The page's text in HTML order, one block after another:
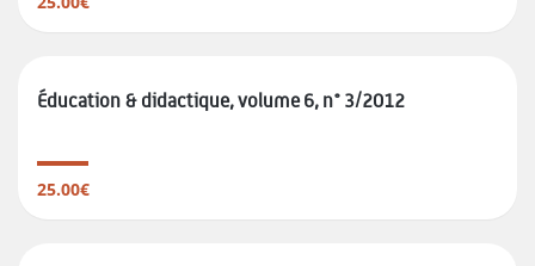
Éducation & didactique, volume 6, n° 3/2012
25.00€